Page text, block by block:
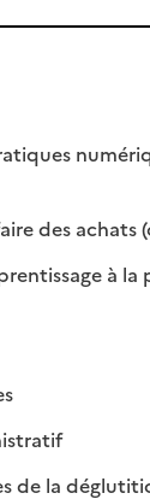
des achats
à la
disponible
: disponible
: non
de la
:
: